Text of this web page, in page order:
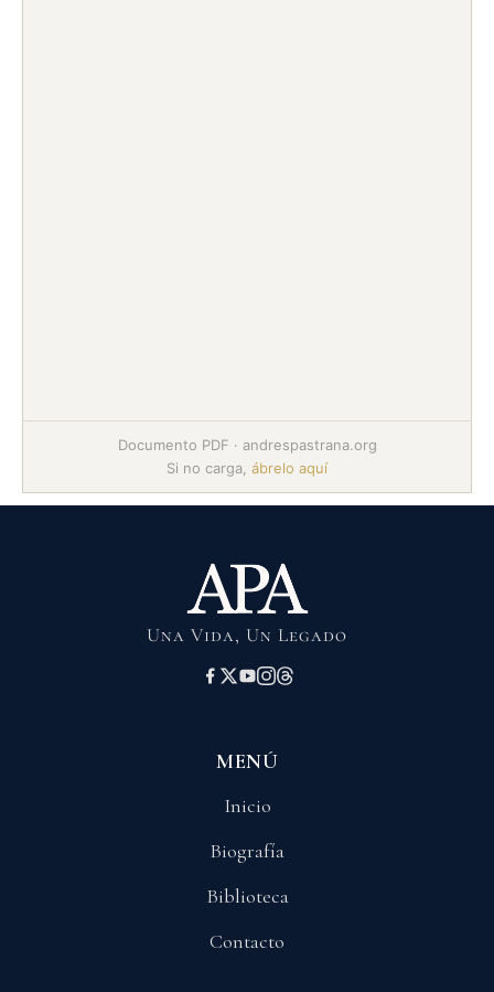
Documento PDF · andrespastrana.org
Si no carga, ábrelo aquí
Una Vida, Un Legado
MENÚ
Inicio
Biografía
Biblioteca
Contacto